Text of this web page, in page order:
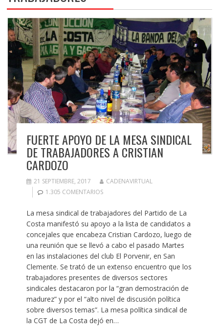
FUERTE APOYO DE LA MESA SINDICAL
DE TRABAJADORES A CRISTIAN
CARDOZO
21 SEPTIEMBRE, 2017
CADENAVIRTUAL
1.305 COMENTARIOS
La mesa sindical de trabajadores del Partido de La
Costa manifestó su apoyo a la lista de candidatos a
concejales que encabeza Cristian Cardozo, luego de
una reunión que se llevó a cabo el pasado Martes
en las instalaciones del club El Porvenir, en San
Clemente. Se trató de un extenso encuentro que los
trabajadores presentes de diversos sectores
sindicales destacaron por la “gran demostración de
madurez” y por el “alto nivel de discusión política
sobre diversos temas”. La mesa política sindical de
la CGT de La Costa dejó en…